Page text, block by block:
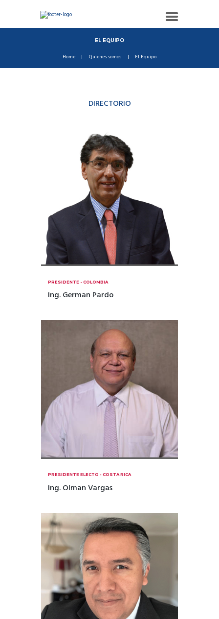
EL EQUIPO
Home Quienes somos El Equipo
DIRECTORIO
PRESIDENTE - COLOMBIA
Ing. German Pardo
PRESIDENTE ELECTO - COSTA RICA
Ing. Olman Vargas